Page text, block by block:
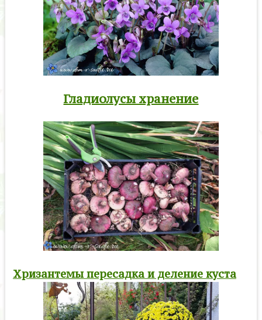
Гладиолусы хранение
Хризантемы пересадка и деление куста